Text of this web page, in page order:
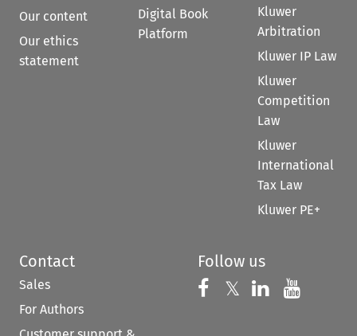
Our content
Our ethics
statement
Digital Book
Platform
Kluwer
Arbitration
Kluwer IP Law
Kluwer
Competition
Law
Kluwer
International
Tax Law
Kluwer PE+
Contact
Sales
For Authors
Follow us
Follow us on
𝕏 Follow us on
Follow us